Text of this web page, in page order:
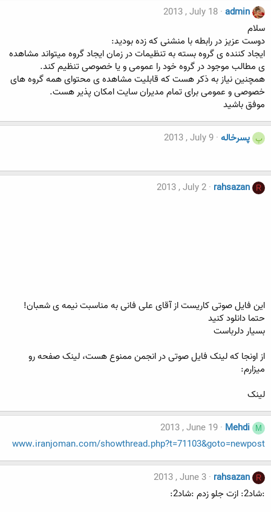
admin
2013 , July 18
سلام
دوست عزیز در رابطه با منشنی که زده بودید:
ایجاد کننده ی گروه بسته به تنظیمات در زمان ایجاد گروه میتواند مشاهده
ی مطالب موجود در گروه خود را عمومی و یا خصوصی تنظیم کند.
همچنین نیاز به ذکر هست که قابلیت مشاهده ی محتوای همه گروه های
خصوصی و عمومی برای تمام مدیران سایت امکان پذیر هست.
موفق باشید
پ پسرخاله 2013 , July 9
R
rahsazan
2013 , July 2
این فایل صوتی کاریست از آقای علی فانی به مناسبت نیمه ی شعبان!
حتما دانلود کنید
بسیار دلرباست
از اونجا که لینک فایل صوتی در انجمن ممنوع هست، لینک صفحه رو
میزارم:
لینک
M
Mehdi
2013 , June 19
www.iranjoman.com/showthread.php?t=71103&goto=newpost
R
rahsazan
2013 , June 3
:شاد2: ازت جلو زدم :شاد2: